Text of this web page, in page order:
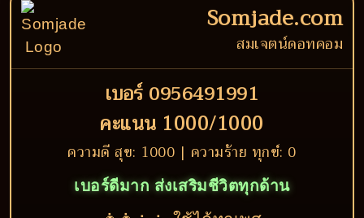
Somjade.com
สมเจตน์ดอทคอม
เบอร์ 0956491991
คะแนน 1000/1000
ความดี สุข: 1000 | ความร้าย ทุกข์: 0
เบอร์ดีมาก ส่งเสริมชีวิตทุกด้าน